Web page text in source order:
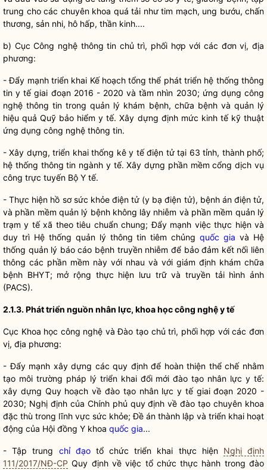
trung cho các chuyên khoa quá tải như tim mạch, ung bướu, chấn
thương, sản nhi, hô hấp, thần kinh....
b) Cục Công nghệ thông tin chủ trì, phối hợp với các đơn vị, địa
phương:
- Đẩy mạnh triển khai Kế hoạch tổng thể phát triển hệ thống thông
tin y tế giai đoạn 2016 - 2020 và tầm nhìn 2030; ứng dụng công
nghệ thông tin trong quản lý khám bệnh, chữa bệnh và quản lý
hiệu quả Quỹ bảo hiểm y tế. Xây dựng định mức kinh tế kỹ thuật
ứng dụng công nghệ thông tin.
- Xây dựng, triển khai thống kê y tế điện tử tại 63 tỉnh, thành phố;
hệ thống thông tin ngành y tế. Xây dựng phần mềm cổng dịch vụ
công trực tuyến Bộ Y tế.
- Thực hiện hồ sơ sức khỏe điện tử (y bạ điện tử), bệnh án điện tử,
và phần mềm quản lý bệnh không lây nhiễm và phần mềm quản lý
trạm y tế xã theo tiêu chuẩn chung; Đẩy mạnh việc thực hiện và
duy trì Hệ thống quản lý thông tin tiêm chủngquốc gia và Hệ
thống quản lý báo cáo bệnh truyền nhiễm để bảo đảm kết nối liên
thông các phần mềm này với nhau và với giám định khám chữa
bệnh BHYT; mở rộng thực hiện lưu trữ và truyền tải hình ảnh
(PACS).
2.1.3. Phát triển nguồn nhân lực, khoa học công nghệ y tế
Cục Khoa học công nghệ và Đào tạo chủ trì, phối hợp với các đơn
vị, địa phương:
- Đẩy mạnh xây dựng các quy định để hoàn thiện thể chế nhằm
tạo môi trường pháp lý triển khai đổi mới đào tạo nhân lực y tế:
xây dựng Quy hoạch về đào tạo nhân lực y tế giai đoạn 2020 -
2030; Nghị định của Chính phủ quy định về đào tạo chuyên khoa
đặc thù trong lĩnh vực sức khỏe; Đề án thành lập và triển khai hoạt
động của Hội đồng Y khoa quốc gia...
- Tập trung chỉ đạotổ chức triển khai thực hiện Nghị định
111/2017/NĐ-CP Quy định về việc tổ chức thực hành trong đào